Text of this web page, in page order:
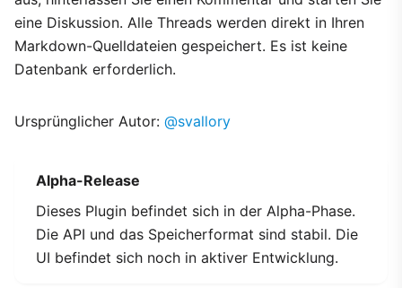
eine Diskussion. Alle Threads werden direkt in Ihren
Markdown-Quelldateien gespeichert. Es ist keine
Datenbank erforderlich.
Ursprünglicher Autor: @svallory
Alpha-Release
Dieses Plugin befindet sich in der Alpha-Phase.
Die API und das Speicherformat sind stabil. Die
UI befindet sich noch in aktiver Entwicklung.
Speicherformat
Actions-API